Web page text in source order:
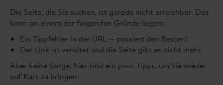
Die Seite, die Sie suchen, ist gerade nicht erreichbar. Das
kann an einem der folgenden Gründe liegen:
Ein Tippfehler in der URL — passiert den Besten!
Der Link ist veraltet und die Seite gibt es nicht mehr.
Aber keine Sorge, hier sind ein paar Tipps, um Sie wieder
auf Kurs zu bringen: